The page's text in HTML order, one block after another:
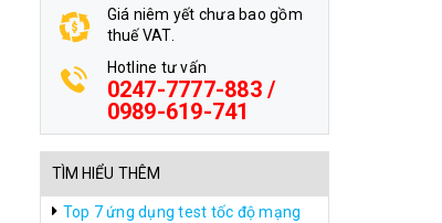
Giá niêm yết chưa bao gồm
thuế VAT.
Hotline tư vấn
0247-7777-883 /
0989-619-741
TÌM HIỂU THÊM
Top 7 ứng dụng test tốc độ mạng